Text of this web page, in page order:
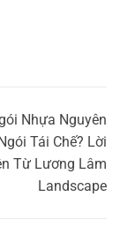
Nhựa Nguyên
Tái Chế? Lời
Từ Lương Lâm
Landscape